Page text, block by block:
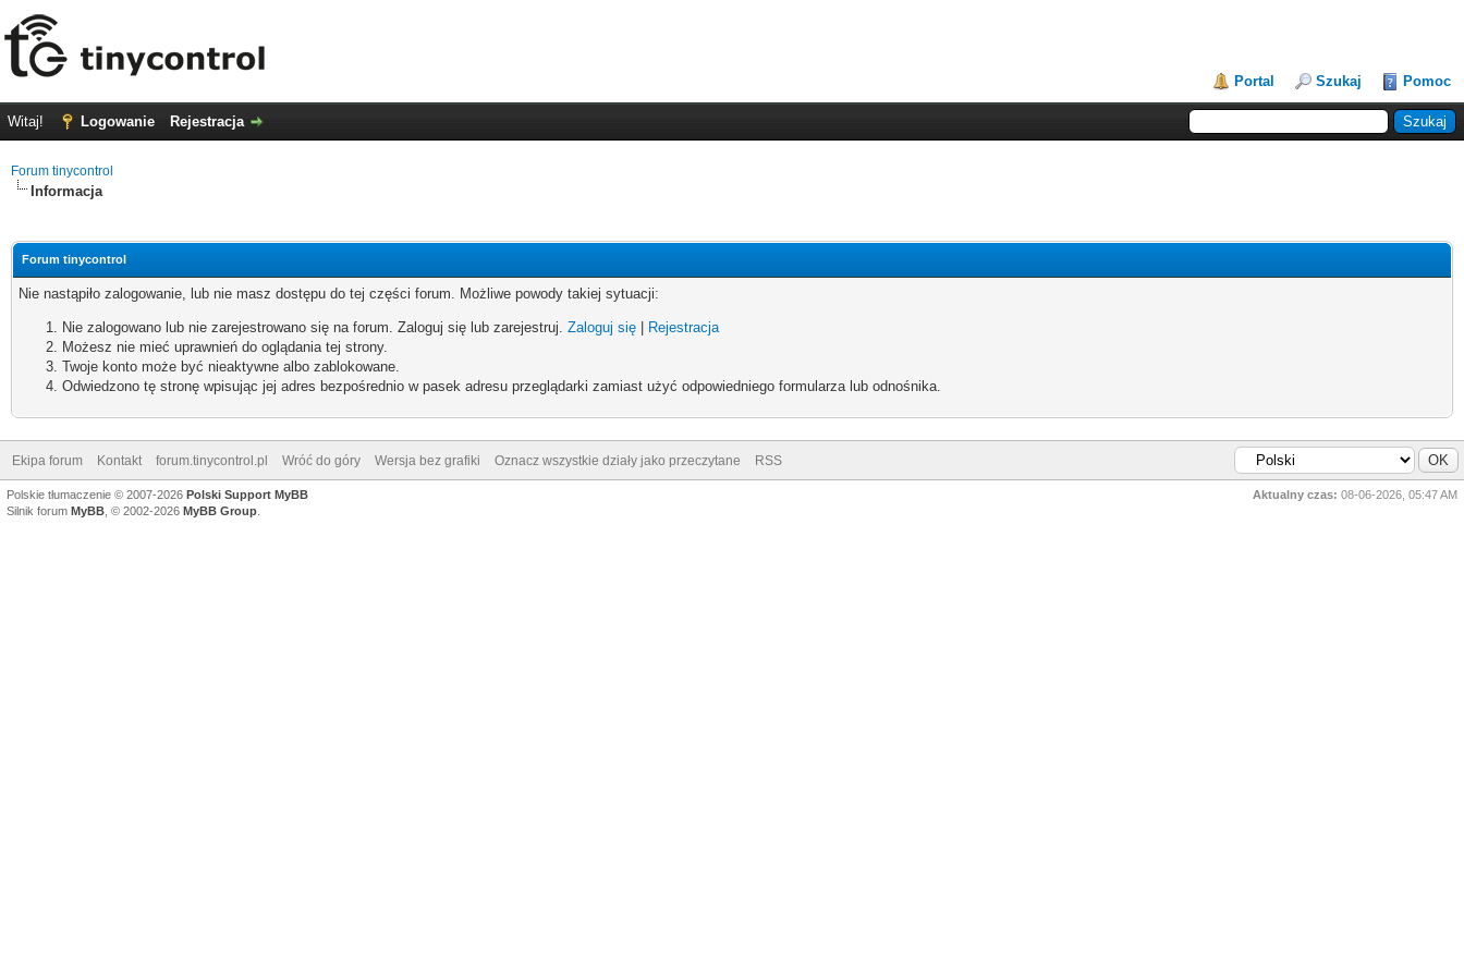
Portal Szukaj Pomoc
Witaj! Logowanie Rejestracja
Forum tinycontrol
Informacja
Forum tinycontrol
Nie nastąpiło zalogowanie, lub nie masz dostępu do tej części forum. Możliwe powody takiej sytuacji:
Nie zalogowano lub nie zarejestrowano się na forum. Zaloguj się lub zarejestruj. Zaloguj się
Rejestracja
Możesz nie mieć uprawnień do oglądania tej strony.
Twoje konto może być nieaktywne albo zablokowane.
Odwiedzono tę stronę wpisując jej adres bezpośrednio w pasek adresu przeglądarki zamiast użyć odpowiedniego formularza lub odnośnika.
Ekipa forum Kontakt forum.tinycontrol.pl Wróć do góry Wersja bez grafiki Oznacz wszystkie działy jako przeczytane RSS
Aktualny czas: 08-06-2026, 05:47 AM
Polskie tłumaczenie © 2007-2026 Polski Support MyBB
Silnik forum MyBB , © 2002-2026 MyBB Group